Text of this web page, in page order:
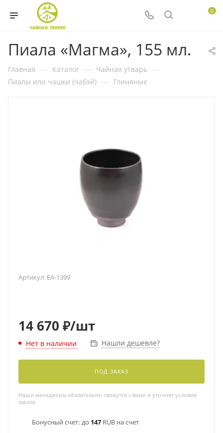
0
Пиала «Магма», 155 мл.
Главная — Каталог — Чайная утварь —
Пиалы или чашки (чабэй) — Глиняные
Артикул: EA-1399
14 670 ₽/шт
Нет в наличии Нашли дешевле?
ПОД ЗАКАЗ
Наши менеджеры обязательно свяжутся с вами и уточнят условия
заказа
Бонусный счет: до 147 RUB на счет